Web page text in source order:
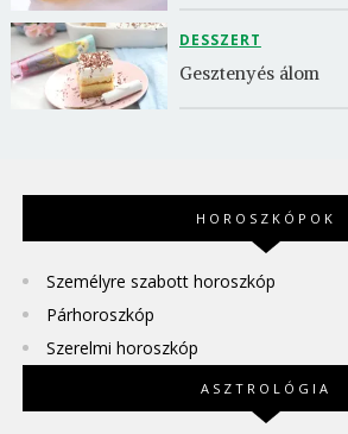
DESSZERT
Gesztenyés álom
HOROSZKÓPOK
Személyre szabott horoszkóp
Párhoroszkóp
Szerelmi horoszkóp
ASZTROLÓGIA